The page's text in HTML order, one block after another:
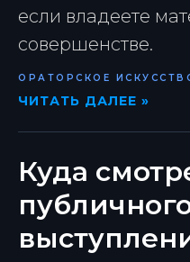
если владеете
совершенстве.
ОРАТОРСКОЕ
ЧИТАТЬ ДАЛЕЕ »
Куда